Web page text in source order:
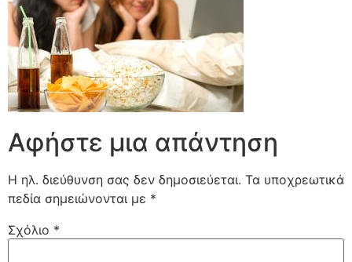
Αφήστε μια απάντηση
Η ηλ. διεύθυνση σας δεν δημοσιεύεται. Τα υποχρεωτικά
πεδία σημειώνονται με *
Σχόλιο *